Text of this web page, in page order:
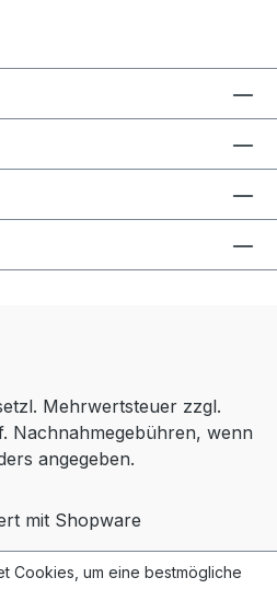
Mehrwertsteuer zzgl.
Nachnahmegebühren, wenn
angegeben.
mit Shopware
Cookies, um eine bestmögliche